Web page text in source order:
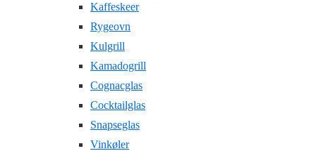
Kaffeskeer
Rygeovn
Kulgrill
Kamadogrill
Cognacglas
Cocktailglas
Snapseglas
Vinkøler